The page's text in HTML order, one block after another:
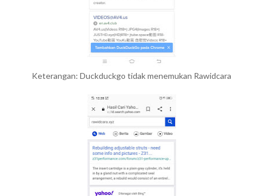
Keterangan: Duckduckgo tidak menemukan Rawidcara